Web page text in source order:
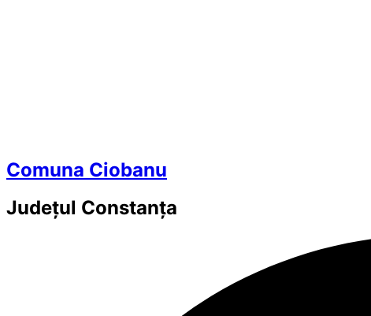
Comuna Ciobanu
Județul Constanța